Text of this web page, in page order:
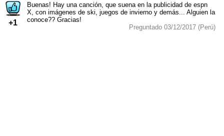
+1
Buenas! Hay una canción, que suena en la publicidad de espn
X, con imágenes de ski, juegos de invierno y demás... Alguien la
conoce?? Gracias!
Preguntado 03/12/2017 (Perú)